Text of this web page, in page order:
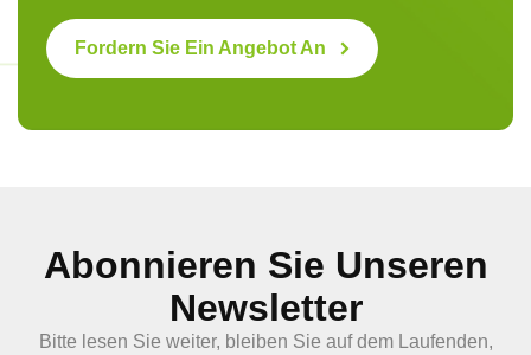
Fordern Sie Ein Angebot An
Abonnieren Sie Unseren
Newsletter
Bitte lesen Sie weiter, bleiben Sie auf dem Laufenden,